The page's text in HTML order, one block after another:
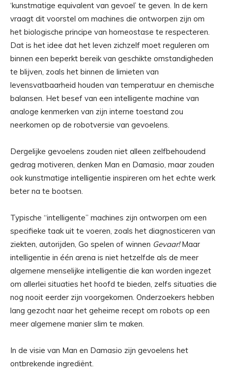
‘kunstmatige equivalent van gevoel’ te geven. In de kern
vraagt ​​dit voorstel om machines die ontworpen zijn om
het biologische principe van homeostase te respecteren.
Dat is het idee dat het leven zichzelf moet reguleren om
binnen een beperkt bereik van geschikte omstandigheden
te blijven, zoals het binnen de limieten van
levensvatbaarheid houden van temperatuur en chemische
balansen. Het besef van een intelligente machine van
analoge kenmerken van zijn interne toestand zou
neerkomen op de robotversie van gevoelens.
Dergelijke gevoelens zouden niet alleen zelfbehoudend
gedrag motiveren, denken Man en Damasio, maar zouden
ook kunstmatige intelligentie inspireren om het echte werk
beter na te bootsen.
Typische “intelligente” machines zijn ontworpen om een ​​
specifieke taak uit te voeren, zoals het diagnosticeren van
ziekten, autorijden, Go spelen of winnen Gevaar!Maar
intelligentie in één arena is niet hetzelfde als de meer
algemene menselijke intelligentie die kan worden ingezet
om allerlei situaties het hoofd te bieden, zelfs situaties die
nog nooit eerder zijn voorgekomen. Onderzoekers hebben
lang gezocht naar het geheime recept om robots op een
meer algemene manier slim te maken.
In de visie van Man en Damasio zijn gevoelens het
ontbrekende ingrediënt.